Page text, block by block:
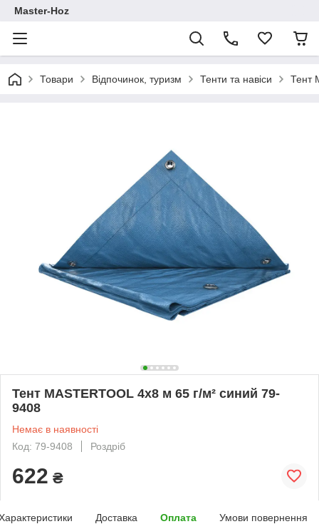
Master-Hoz
Товари Відпочинок, туризм Тенти та навіси Тент
Тент MASTERTOOL 4х8 м 65 г/м² синий 79-
9408
Немає в наявності
Код: 79-9408
Роздріб
622 ₴
Доставка Оплата Умови повернення